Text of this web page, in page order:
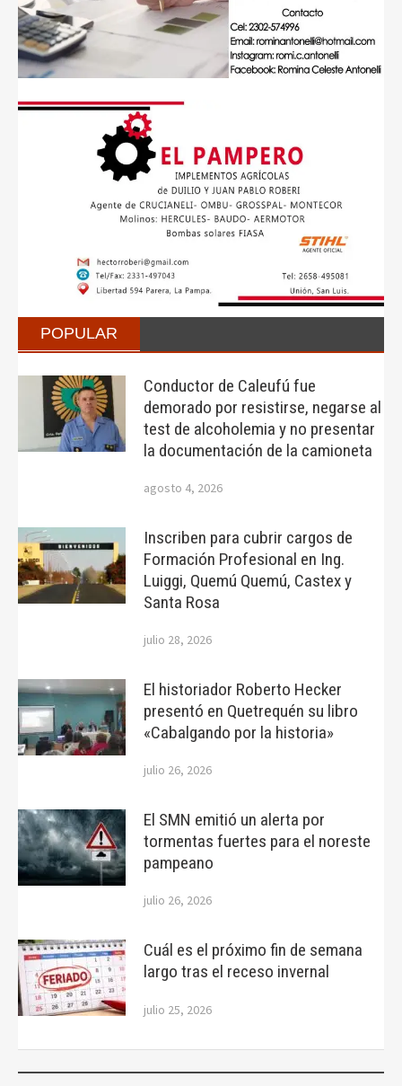
POPULAR
Conductor de Caleufú fue
demorado por resistirse, negarse al
test de alcoholemia y no presentar
la documentación de la camioneta
agosto 4, 2026
Inscriben para cubrir cargos de
Formación Profesional en Ing.
Luiggi, Quemú Quemú, Castex y
Santa Rosa
julio 28, 2026
El historiador Roberto Hecker
presentó en Quetrequén su libro
«Cabalgando por la historia»
julio 26, 2026
El SMN emitió un alerta por
tormentas fuertes para el noreste
pampeano
julio 26, 2026
Cuál es el próximo fin de semana
largo tras el receso invernal
julio 25, 2026